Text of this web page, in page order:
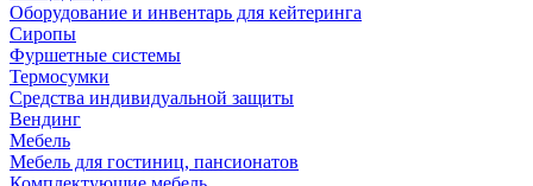
Оборудование и инвентарь для кейтеринга
Сиропы
Фуршетные системы
Термосумки
Средства индивидуальной защиты
Вендинг
Мебель
Мебель для гостиниц, пансионатов